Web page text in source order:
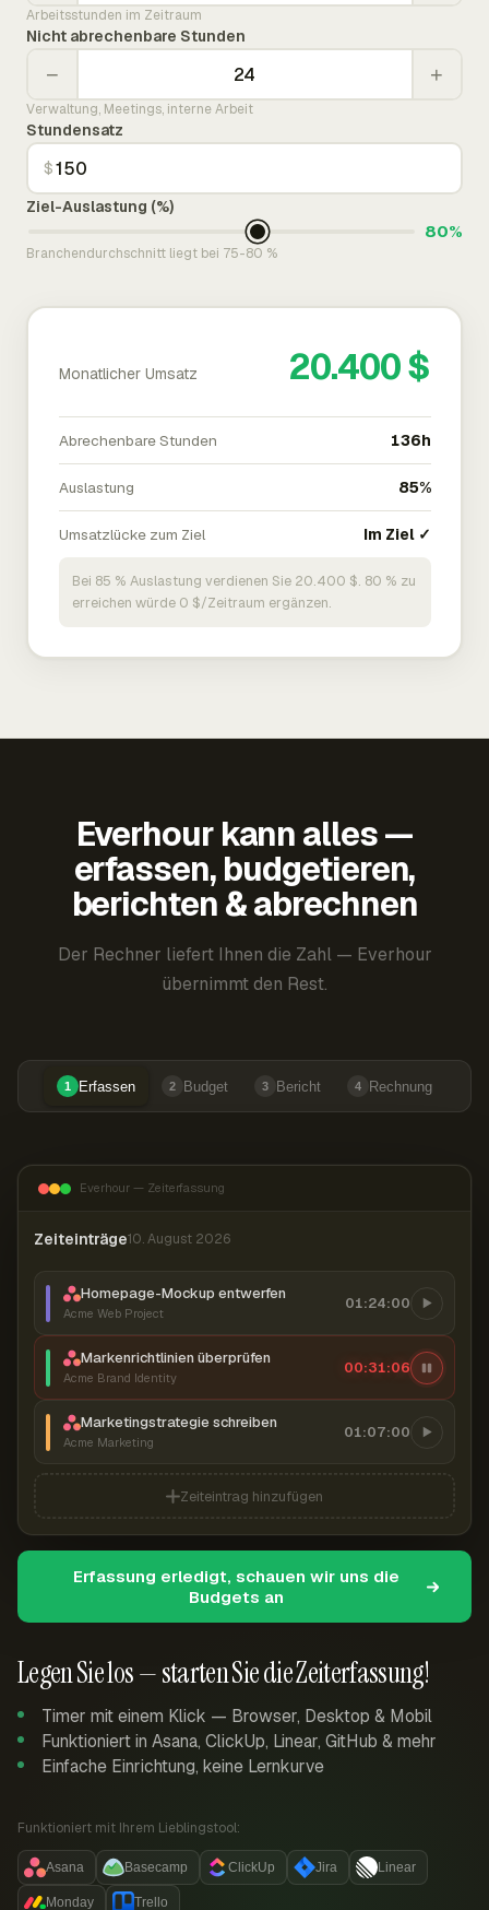
Arbeitsstunden im Zeitraum
Nicht abrechenbare Stunden
− +
Verwaltung, Meetings, interne Arbeit
Stundensatz
$
Ziel-Auslastung (%)
80%
Branchendurchschnitt liegt bei 75-80 %
Monatlicher Umsatz 20.400 $
Abrechenbare Stunden 136h
Auslastung 85%
Umsatzlücke zum Ziel Im Ziel ✓
Bei 85 % Auslastung verdienen Sie 20.400 $. 80 % zu
erreichen würde 0 $/Zeitraum ergänzen.
Everhour kann alles —
erfassen, budgetieren,
berichten & abrechnen
Der Rechner liefert Ihnen die Zahl — Everhour
übernimmt den Rest.
1 Erfassen 2 Budget 3 Bericht 4 Rechnung
Legen Sie los — starten Sie die Zeiterfassung!
Timer mit einem Klick — Browser, Desktop & Mobil
Funktioniert in Asana, ClickUp, Linear, GitHub & mehr
Einfache Einrichtung, keine Lernkurve
Funktioniert mit Ihrem Lieblingstool:
Asana Basecamp ClickUp Jira Linear
Monday Trello
Everhour — Zeiterfassung
Zeiteinträge10. August 2026
Homepage-Mockup entwerfen
Acme Web Project
01:24:00
Markenrichtlinien überprüfen
Acme Brand Identity
00:31:07
Marketingstrategie schreiben
Acme Marketing
01:07:00
Zeiteintrag hinzufügen
Erfassung erledigt, schauen wir uns die
Budgets an